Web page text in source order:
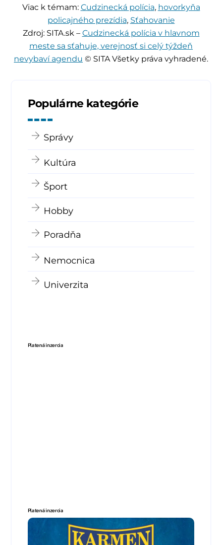
Viac k témam: Cudzinecká polícia, hovorkyňa
policajného prezídia, Sťahovanie
Zdroj: SITA.sk – Cudzinecká polícia v hlavnom
meste sa sťahuje, verejnosť si celý týždeň
nevybaví agendu © SITA Všetky práva vyhradené.
Populárne kategórie
Správy
Kultúra
Šport
Hobby
Poradňa
Nemocnica
Univerzita
Platená inzercia
Platená inzercia